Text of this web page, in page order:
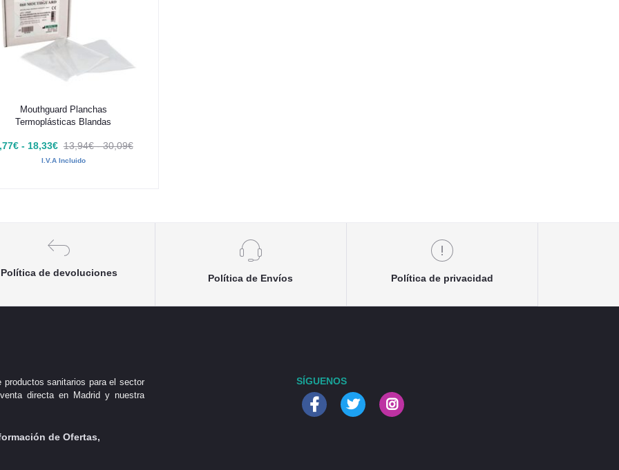
Añadir al carrito
Mouthguard Planchas
Termoplásticas Blandas
- 18,33€ 13,94€ - 30,09€
I.V.A Incluido
Política de devoluciones
Política de Envíos Política de privacidad
sanitarios para el sector
directa en Madrid y nuestra
de Ofertas,
SÍGUENOS